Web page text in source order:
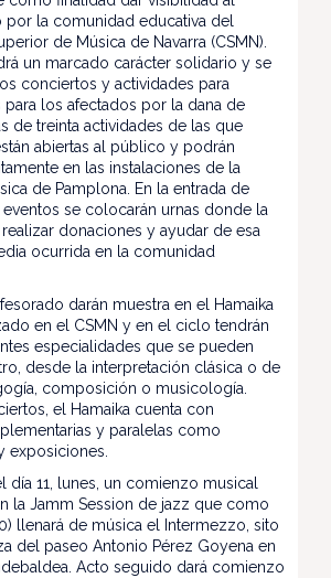
por la comunidad educativa del
de Música de Navarra (CSMN).
un marcado carácter solidario y se
conciertos y actividades para
los afectados por la dana de
de treinta actividades de las que
abiertas al público y podrán
en las instalaciones de la
de Pamplona. En la entrada de
se colocarán urnas donde la
donaciones y ayudar de esa
ocurrida en la comunidad
darán muestra en el Hamaika
en el CSMN y en el ciclo tendrán
especialidades que se pueden
desde la interpretación clásica o de
composición o musicología.
el Hamaika cuenta con
y paralelas como
exposiciones.
día 11, lunes, un comienzo musical
la Jamm Session de jazz que como
llenará de música el Intermezzo, sito
del paseo Antonio Pérez Goyena en
Acto seguido dará comienzo